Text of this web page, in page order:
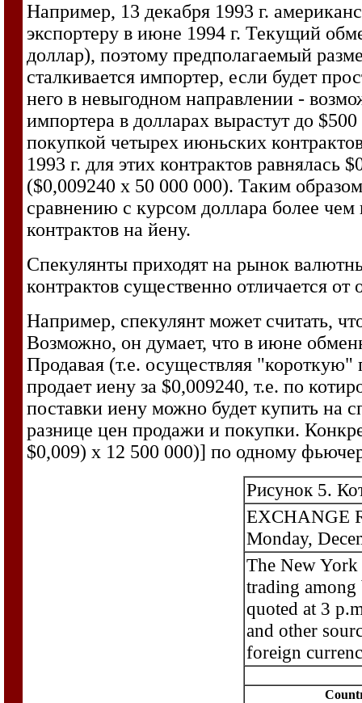
Например, 13 декабря 1993 г.
экспортеру в июне 1994 г. Текущий
доллар), поэтому предполагаемый
сталкивается импортер, если будет
него в невыгодном направлении -
импортера в долларах вырастут до
покупкой четырех июньских
1993 г. для этих контрактов равнялась
($0,009240 х 50 000 000). Таким
сравнению с курсом доллара более
контрактов на йену.
Спекулянты приходят на рынок
контрактов существенно отличается
Например, спекулянт может считать,
Возможно, он думает, что в июне
Продавая (т.е. осуществляя
продает иену за $0,009240, т.е. по
поставки иену можно будет купить на
разнице цен продажи и покупки.
$0,009) х 12 500 000)] по одному
Рисунок 5.
EXCHANGE
Monday,
The New York
trading
quoted at 3
and other
foreign